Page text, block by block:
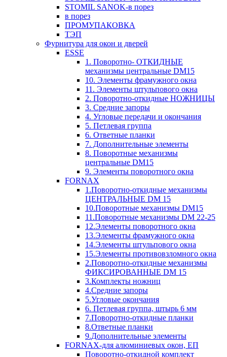
STOMIL SANOK-в порез
в порез
ПРОМУПАКОВКА
ТЭП
Фурнитура для окон и дверей
ESSE
1. Поворотно- ОТКИДНЫЕ
механизмы центральные DM15
10. Элементы фрамужного окна
11. Элементы штульпового окна
2. Поворотно-откидные НОЖНИЦЫ
3. Средние запоры
4. Угловые передачи и окончания
5. Петлевая группа
6. Ответные планки
7. Дополнительные элементы
8. Поворотные механизмы
центральные DM15
9. Элементы поворотного окна
FORNAX
1.Поворотно-откидные механизмы
ЦЕНТРАЛЬНЫЕ DM 15
10.Поворотные механизмы DM15
11.Поворотные механизмы DM 22-25
12.Элементы поворотного окна
13.Элементы фрамужного окна
14.Элементы штульпового окна
15.Элементы противовзломного окна
2.Поворотно-откидные механизмы
ФИКСИРОВАННЫЕ DM 15
3.Комплекты ножниц
4.Средние запоры
5.Угловые окончания
6. Петлевая группа, штырь 6 мм
7.Поворотно-откидные планки
8.Ответные планки
9.Дополнительные элементы
FORNAX-для алюминиевых окон, ЕП
Поворотно-откидной комплект